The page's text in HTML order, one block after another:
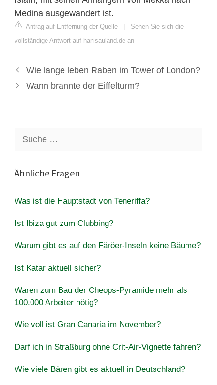
Medina ausgewandert ist.
Antrag auf Entfernung der Quelle | Sehen Sie sich die
vollständige Antwort auf hanisauland.de an
Wie lange leben Raben im Tower of London?
Wann brannte der Eiffelturm?
nach:
Ähnliche Fragen
Was ist die Hauptstadt von Teneriffa?
Ist Ibiza gut zum Clubbing?
Warum gibt es auf den Färöer-Inseln keine Bäume?
Ist Katar aktuell sicher?
Waren zum Bau der Cheops-Pyramide mehr als
100.000 Arbeiter nötig?
Wie voll ist Gran Canaria im November?
Darf ich in Straßburg ohne Crit-Air-Vignette fahren?
Wie viele Bären gibt es aktuell in Deutschland?